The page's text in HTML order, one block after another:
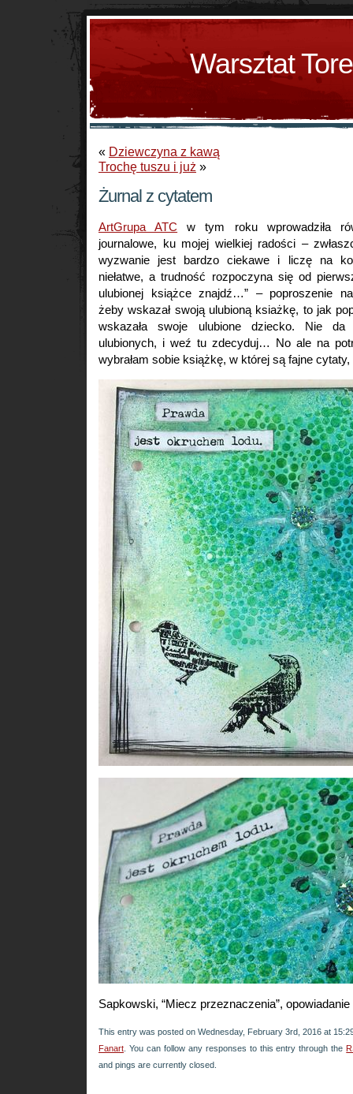
Warsztat
« Dziewczyna z kawą
Trochę tuszu i już »
Żurnal z cytatem
ArtGrupa ATC w tym roku wprowadziła
journalowe, ku mojej wielkiej radości –
wyzwanie jest bardzo ciekawe i liczę na
niełatwe, a trudność rozpoczyna się od
ulubionej książce znajdź…” – poproszenie
żeby wskazał swoją ulubioną ksiażkę, to jak
wskazała swoje ulubione dziecko. Nie
ulubionych, i weź tu zdecyduj… No ale na
wybrałam sobie książkę, w której są fajne cytaty,
Sapkowski, “Miecz przeznaczenia”, opowiadanie
This entry was posted on Wednesday, February 3rd, 2016 at
Fanart . You can follow any responses to this entry through the
and pings are currently closed.